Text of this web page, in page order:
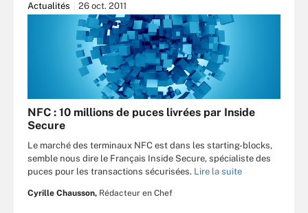
Actualités 26 oct. 2011
NFC : 10 millions de puces livrées par Inside
Secure
Le marché des terminaux NFC est dans les starting-blocks,
semble nous dire le Français Inside Secure, spécialiste des
puces pour les transactions sécurisées. Lire la suite
Cyrille Chausson, Rédacteur en Chef